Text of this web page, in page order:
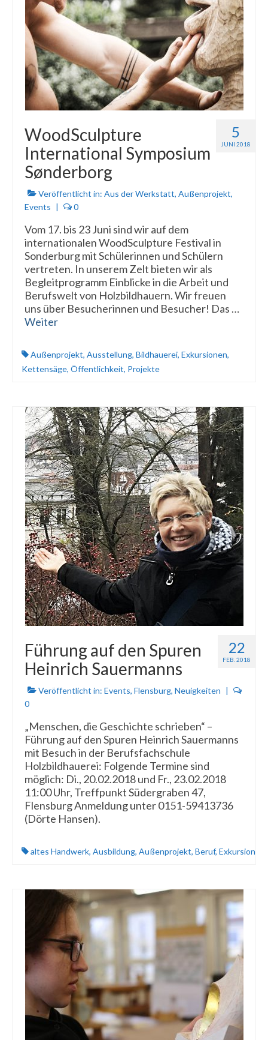
5
JUNI 2018
WoodSculpture
International Symposium
Sønderborg
Veröffentlicht in: Aus der Werkstatt, Außenprojekt,
Events | 0
Vom 17. bis 23 Juni sind wir auf dem
internationalen WoodSculpture Festival in
Sonderburg mit Schülerinnen und Schülern
vertreten. In unserem Zelt bieten wir als
Begleitprogramm Einblicke in die Arbeit und
Berufswelt von Holzbildhauern. Wir freuen
uns über Besucherinnen und Besucher! Das …
Weiter
Außenprojekt, Ausstellung, Bildhauerei, Exkursionen,
Kettensäge, Öffentlichkeit, Projekte
22
FEB. 2018
Führung auf den Spuren
Heinrich Sauermanns
Veröffentlicht in: Events, Flensburg, Neuigkeiten |
0
„Menschen, die Geschichte schrieben“ –
Führung auf den Spuren Heinrich Sauermanns
mit Besuch in der Berufsfachschule
Holzbildhauerei: Folgende Termine sind
möglich: Di., 20.02.2018 und Fr., 23.02.2018
11:00 Uhr, Treffpunkt Südergraben 47,
Flensburg Anmeldung unter 0151-59413736
(Dörte Hansen).
altes Handwerk, Ausbildung, Außenprojekt, Beruf, Exkursion